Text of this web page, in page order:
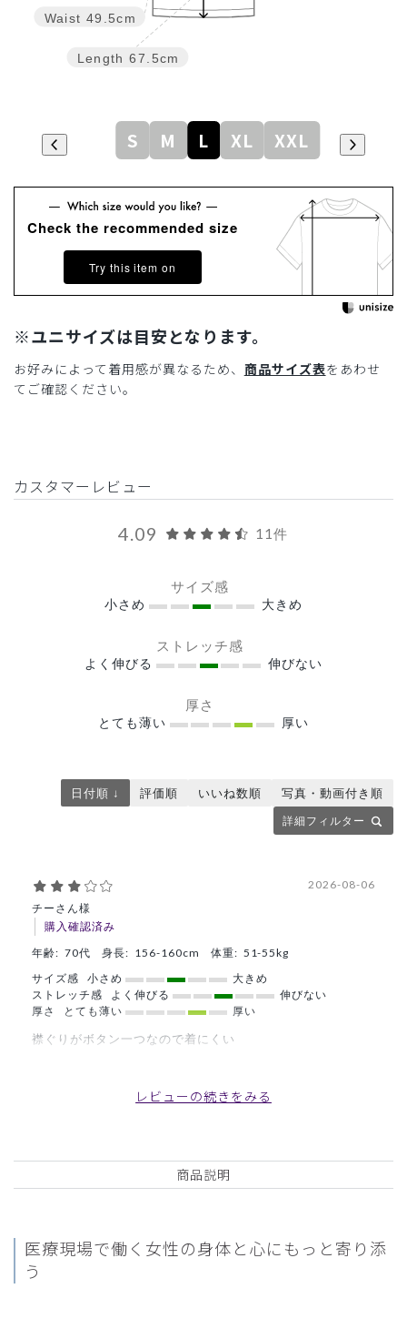
Length 67.5cm
Waist 49.5cm
S M L XL XXL
Check the recommended size
Try this item on
※ユニサイズは目安となります。
お好みによって着用感が異なるため、 商品サイズ表をあわせ
てご確認ください。
カスタマーレビュー
4.09 11件
サイズ感
小さめ 大きめ
ストレッチ感
よく伸びる 伸びない
厚さ
とても薄い 厚い
詳細フィルター
日付順 ↓ 評価順 いいね数順 写真・動画付き順
チーさん様
購入確認済み
2026-08-06
年齢: 70代 身長: 156-160cm 体重: 51-55kg
サイズ感
小さめ
大きめ
ストレッチ感
よく伸びる
伸びない
厚さ
とても薄い 厚い
襟ぐりがボタン一つなので着にくい
O12レディース:アーバンプルオーバースクラブ/
こば様
レビューの続きをみる
商品説明
医療現場で働く女性の身体と心にもっと寄り添
う